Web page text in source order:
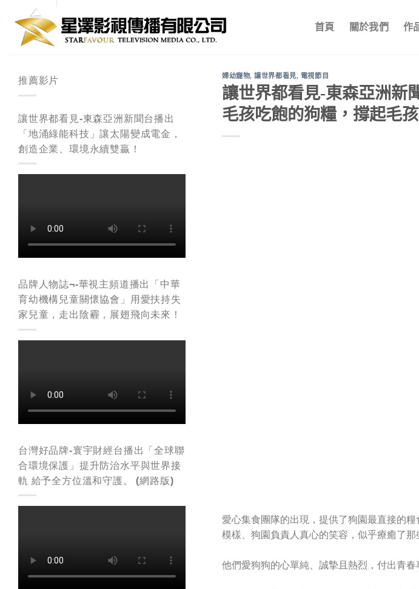
content
首頁 關於我們 作
推薦影片
讓世界都看見-東森亞洲新聞台播出
「地涌綠能科技」讓太陽變成電金，
創造企業、環境永續雙贏！
品牌人物誌¬-華視主頻道播出「中華
育幼機構兒童關懷協會」用愛扶持失
家兒童，走出陰霾，展翅飛向未來！
台灣好品牌-寰宇財經台播出「全球聯
合環境保護」提升防治水平與世界接
軌 給予全方位溫和守護。 (網路版)
婦幼寵物,讓世界都看見, 電視節目
讓世界都看見-東森亞洲新
毛孩吃飽的狗糧，撐起毛
愛心集食團隊的出現，提供了狗園最直接的
模樣、狗園負責人真心的笑容，似乎療癒了那
他們愛狗狗的心單純、誠摯且熱烈，付出青